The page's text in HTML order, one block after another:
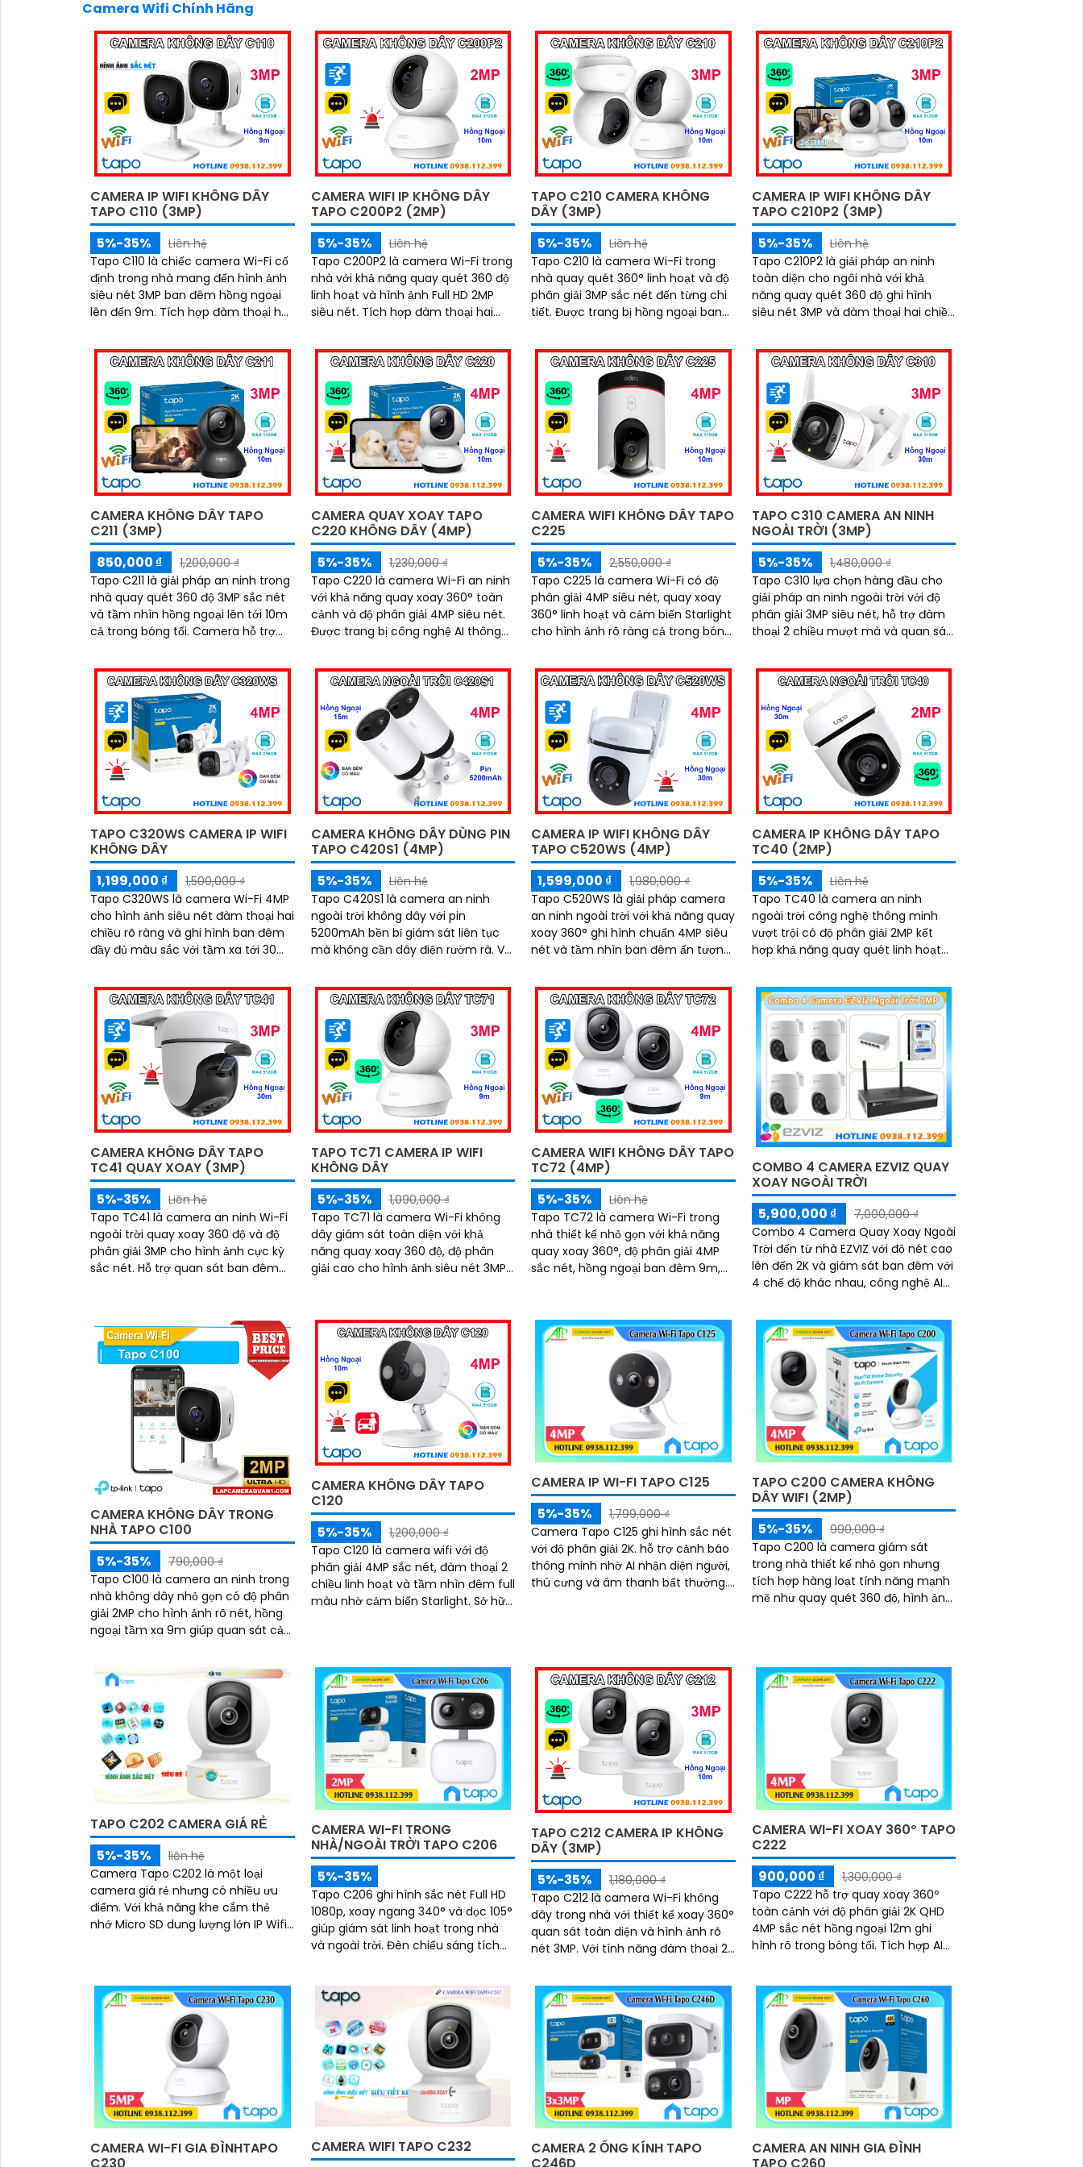
Camera Wifi Chính Hãng
CAMERA IP WIFI KHÔNG DÂY
TAPO C110 (3MP)
5%-35%
Liên hệ
Tapo C110 là chiếc camera Wi-Fi cố
định trong nhà mang đến hình ảnh
siêu nét 3MP ban đêm hồng ngoại
lên đến 9m. Tích hợp đàm thoại hai
phát hiện chuyển động thông minh
giúp bạn theo dõi và kiểm soát mọi
hoạt động trong ngôi nhà, dù ở bất
cứ đâu
CAMERA WIFI IP KHÔNG DÂY
TAPO C200P2 (2MP)
5%-35%
Liên hệ
Tapo C200P2 là camera Wi-Fi trong
nhà với khả năng quay quét 360 độ
linh hoạt và hình ảnh Full HD 2MP
siêu nét. Tích hợp đàm thoại hai
ngoại 10m, cùng tính năng phát
hiện chuyển động và gửi cảnh báo
thông minh, camera giúp bạn theo
dõi ngôi nhà mọi lúc, mọi nơi
TAPO C210 CAMERA KHÔNG
DÂY (3MP)
5%-35%
Liên hệ
Tapo C210 là camera Wi-Fi trong
nhà quay quét 360° linh hoạt và độ
phân giải 3MP sắc nét đến từng chi
tiết. Được trang bị hồng ngoại ban
thẻ nhớ 512GB và công nghệ phát
hiện chuyển động thông minh luôn
sẵn sàng bảo vệ ngôi nhà bạn 24/7
CAMERA IP WIFI KHÔNG DÂY
TAPO C210P2 (3MP)
5%-35%
Liên hệ
Tapo C210P2 là giải pháp an ninh
toàn diện cho ngôi nhà với khả
năng quay quét 360 độ ghi hình
siêu nét 3MP và đàm thoại hai chiều
lên tới 10m và khe cắm thẻ nhớ hỗ
trợ đến 512GB, bạn có thể yên tâm
giám sát cả ngày lẫn đêm
CAMERA KHÔNG DÂY TAPO
C211 (3MP)
850,000 ₫
1,200,000 ₫
Tapo C211 là giải pháp an ninh trong
nhà quay quét 360 độ 3MP sắc nét
và tầm nhìn hồng ngoại lên tới 10m
cả trong bóng tối. Camera hỗ trợ
dung lượng lớn qua khe thẻ nhớ
512GB và tự động phát hiện chuyển
động bất thường
CAMERA QUAY XOAY TAPO
C220 KHÔNG DÂY (4MP)
5%-35%
1,230,000 ₫
Tapo C220 là camera Wi-Fi an ninh
với khả năng quay xoay 360° toàn
cảnh và độ phân giải 4MP siêu nét.
Được trang bị công nghệ AI thông
ngoại tầm xa 10m cùng khe cắm
thẻ nhớ lên tới 512GB, ghi lại mọi
khoảnh khắc quan trọng cả ngày lẫn
đêm
CAMERA WIFI KHÔNG DÂY TAPO
C225
5%-35%
2,550,000 ₫
Tapo C225 là camera Wi-Fi có độ
phân giải 4MP siêu nét, quay xoay
360° linh hoạt và cảm biến Starlight
cho hình ảnh rõ ràng cả trong bóng
phát hiện chuyển động chính xác,
kết hợp đàm thoại 2 chiều, hồng
ngoại 10m, báo động bằng còi hú và
đèn nháy, mang đến giải pháp an
ninh toàn diện, với khe cắm thẻ nhớ
hỗ trợ tới 512GB lưu trữ lâu dài
TAPO C310 CAMERA AN NINH
NGOÀI TRỜI (3MP)
5%-35%
1,480,000 ₫
Tapo C310 lựa chọn hàng đầu cho
giải pháp an ninh ngoài trời với độ
phân giải 3MP siêu nét, hỗ trợ đàm
thoại 2 chiều mượt mà và quan sát
30m. Công nghệ AI thông minh
camera tự động phát hiện chuyển
động, bật còi hú và đèn cảnh báo
kịp thời, bảo vệ an toàn tuyệt đối
TAPO C320WS CAMERA IP WIFI
KHÔNG DÂY
1,199,000 ₫
1,500,000 ₫
Tapo C320WS là camera Wi-Fi 4MP
cho hình ảnh siêu nét đàm thoại hai
chiều rõ ràng và ghi hình ban đêm
đầy đủ màu sắc với tầm xa tới 30m.
chuyển động thông minh, còi hú và
đèn cảnh báo, cùng chuẩn IP66
chống nước bụi mạnh mẽ, camera
C320WS đảm bảo an ninh vững
chắc trong mọi điều kiện thời tiết độ
bền cao và mức giá cực kỳ ưu đãi
CAMERA KHÔNG DÂY DÙNG PIN
TAPO C420S1 (4MP)
5%-35%
Liên hệ
Tapo C420S1 là camera an ninh
ngoài trời không dây với pin
5200mAh bền bỉ giám sát liên tục
mà không cần dây điện rườm rà. Với
đêm có màu, tầm hồng ngoại xa tới
15m và đàm thoại hai chiều,
camera mang đến trải nghiệm
quan sát rõ nét
CAMERA IP WIFI KHÔNG DÂY
TAPO C520WS (4MP)
1,599,000 ₫
1,980,000 ₫
Tapo C520WS là giải pháp camera
an ninh ngoài trời với khả năng quay
xoay 360° ghi hình chuẩn 4MP siêu
nét và tầm nhìn ban đêm ấn tượng
đàm thoại hai chiều, phát hiện
chuyển động thông minh và báo
động kịp thời, camera giúp bạn kiểm
soát an toàn dù ở bất cứ đâu
CAMERA IP KHÔNG DÂY TAPO
TC40 (2MP)
5%-35%
Liên hệ
Tapo TC40 là camera an ninh
ngoài trời công nghệ thông minh
vượt trội có độ phân giải 2MP kết
hợp khả năng quay quét linh hoạt
đến hình ảnh sắc nét cả ngày lẫn
đêm. Tích hợp đàm thoại hai chiều,
chuẩn kháng nước IP65, khe thẻ nhớ
lên đến 512GB cùng tính năng phát
hiện người và theo dõi chuyển động
tự động, giúp bạn kiểm soát an ninh
dễ dàng và hiệu quả
CAMERA KHÔNG DÂY TAPO
TC41 QUAY XOAY (3MP)
5%-35%
Liên hệ
Tapo TC41 là camera an ninh Wi-Fi
ngoài trời quay xoay 360 độ và độ
phân giải 3MP cho hình ảnh cực kỳ
sắc nét. Hỗ trợ quan sát ban đêm
và lưu trữ thoải mái với khe cắm thẻ
nhớ lên tới 512GB
TAPO TC71 CAMERA IP WIFI
KHÔNG DÂY
5%-35%
1,090,000 ₫
Tapo TC71 là camera Wi-Fi không
dây giám sát toàn diện với khả
năng quay xoay 360 độ, độ phân
giải cao cho hình ảnh siêu nét 3MP,
cả ngày lẫn đêm. Hỗ trợ đàm thoại 2
chiều, phát hiện chuyển động và
báo động thông minh, camera TC71
không chỉ ghi lại mọi khoảnh khắc
quan trọng mà còn chủ động bảo
vệ an toàn cho ngôi nhà bạn
CAMERA WIFI KHÔNG DÂY TAPO
TC72 (4MP)
5%-35%
Liên hệ
Tapo TC72 là camera Wi-Fi trong
nhà thiết kế nhỏ gọn với khả năng
quay xoay 360°, độ phân giải 4MP
sắc nét, hồng ngoại ban đêm 9m,
ngóc ngách trong không gian sống.
Tích hợp tính năng phát hiện
chuyển động và báo động thông
minh, cùng khe thẻ nhớ hỗ trợ đến
512GB, Tapo TC72 mang đến sự an
tâm tuyệt đối cho cả gia đình
COMBO 4 CAMERA EZVIZ QUAY
XOAY NGOÀI TRỜI
5,900,000 ₫
7,000,000 ₫
Combo 4 Camera Quay Xoay Ngoài
Trời đến từ nhà EZVIZ với độ nét cao
lên đến 2K và giám sát ban đêm với
4 chế độ khác nhau, công nghệ AI
động chuẩn sát được quản lý tập
trung bởi đầu ghi hình IP WiFi
CAMERA KHÔNG DÂY TRONG
NHÀ TAPO C100
5%-35%
790,000 ₫
Tapo C100 là camera an ninh trong
nhà không dây nhỏ gọn có độ phân
giải 2MP cho hình ảnh rõ nét, hồng
ngoại tầm xa 9m giúp quan sát cả
thoại hai chiều và phát hiện chuyển
động thông minh nâng cao khả
năng bảo vệ. Hỗ trợ thẻ nhớ lên đến
512GB và dễ dàng quản lý qua ứng
dụng, Tapo C100 mang đến sự an
tâm trọn vẹn chỉ trong vài thao tác
giá rẻ
CAMERA KHÔNG DÂY TAPO
C120
5%-35%
1,200,000 ₫
Tapo C120 là camera wifi với độ
phân giải 4MP sắc nét, đàm thoại 2
chiều linh hoạt và tầm nhìn đêm full
màu nhờ cảm biến Starlight. Sở hữu
vệ ngôi nhà 24/7 một cách chủ
động
CAMERA IP WI-FI TAPO C125
5%-35%
1,799,000 ₫
Camera Tapo C125 ghi hình sắc nét
với độ phân giải 2K. hỗ trợ cảnh báo
thông minh nhờ AI nhận diện người,
thú cưng và âm thanh bất thường.
TAPO C200 CAMERA KHÔNG
DÂY WIFI (2MP)
5%-35%
990,000 ₫
Tapo C200 là camera giám sát
trong nhà thiết kế nhỏ gọn nhưng
tích hợp hàng loạt tính năng mạnh
mẽ như quay quét 360 độ, hình ảnh
lâu dài với khe thẻ nhớ hỗ trợ đến
512GB
TAPO C202 CAMERA GIÁ RẺ
5%-35%
liên hệ
Camera Tapo C202 là một loại
camera giá rẻ nhưng có nhiều ưu
điểm. Với khả năng khe cắm thẻ
nhớ Micro SD dung lượng lớn IP Wifi
CAMERA WI-FI TRONG
NHÀ/NGOÀI TRỜI TAPO C206
5%-35%
Tapo C206 ghi hình sắc nét Full HD
1080p, xoay ngang 340° và dọc 105°
giúp giám sát linh hoạt trong nhà
và ngoài trời. Đèn chiếu sáng tích
TAPO C212 CAMERA IP KHÔNG
DÂY (3MP)
5%-35%
1,180,000 ₫
Tapo C212 là camera Wi-Fi không
dây trong nhà với thiết kế xoay 360°
quan sát toàn diện và hình ảnh rõ
nét 3MP. Với tính năng đàm thoại 2
nhớ 512GB, camera giúp bạn giám
sát mọi lúc, mọi nơi
CAMERA WI-FI XOAY 360º TAPO
C222
900,000 ₫
1,300,000 ₫
Tapo C222 hỗ trợ quay xoay 360º
toàn cảnh với độ phân giải 2K QHD
4MP sắc nét hồng ngoại 12m ghi
hình rõ trong bóng tối. Tích hợp AI
CAMERA WI-FI GIA ĐÌNHTAPO
CAMERA WIFI TAPO C232
CAMERA 2 ỐNG KÍNH TAPO
CAMERA AN NINH GIA ĐÌNH